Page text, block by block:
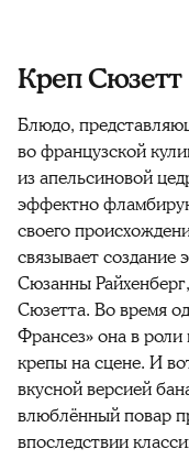
Креп Сюзетт
Блюдо,
во французской
из апельсиновой
эффектно
своего
связывает создание
Сюзанны
Сюзетта. Во время
Франсез» она в
крепы на сцене. И
вкусной версией
влюблённый повар
впоследствии